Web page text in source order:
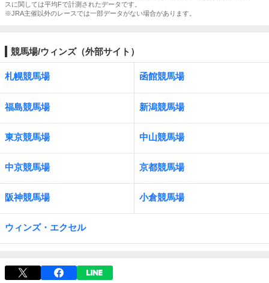
スに関しては平均Fで計測されたデータです。
※JRA主催以外のレースでは一部データがない場合があります。
競馬場/ウィンズ（外部サイト）
札幌競馬場 函館競馬場
福島競馬場 新潟競馬場
東京競馬場 中山競馬場
中京競馬場 京都競馬場
阪神競馬場 小倉競馬場
ウィンズ・エクセル